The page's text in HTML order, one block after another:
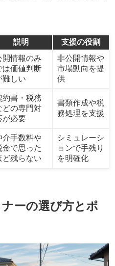
説明 支援の役割
開情報のみ
は価値判断
難しい
非公開情報や
市場動向を提
供
約書・税務
どの専門対
が必要
書類作成や税
務処理を支援
介手数料や
金で思った
ど残らない
シミュレーシ
ョンで手残り
を明確化
ーの選び方とポ